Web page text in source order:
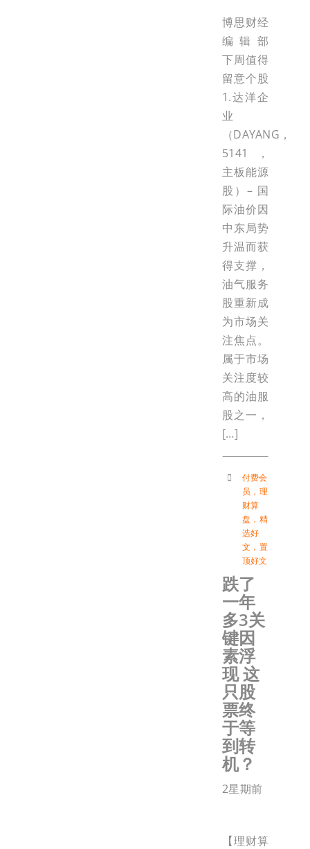
博思财经
编辑部
下周值得
留意个股
1.达洋企
业
（DAYANG，
5141，
主板能源
股）– 国
际油价因
中东局势
升温而获
得支撑，
油气服务
股重新成
为市场关
注焦点。
属于市场
关注度较
高的油服
股之一，
[…]
付费会
员 ， 理
财算
盘 ， 精
选好
文 ， 置
顶好文
跌了
一年
多3关
键因
素浮
现 这
只股
票终
于等
到转
机？
2星期前
【理财算